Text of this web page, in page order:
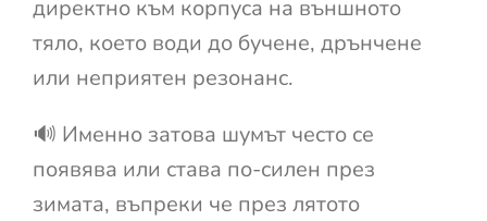
директно към корпуса на външното
тяло, което води до бучене, дрънчене
или неприятен резонанс.
🔊 Именно затова шумът често се
появява или става по-силен през
зимата, въпреки че през лятото